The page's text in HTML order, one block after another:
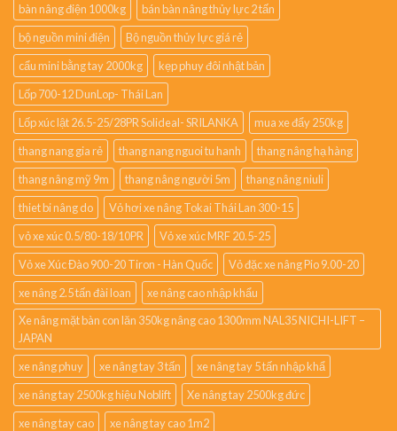
bàn nâng điện 1000kg
bán bàn nâng thủy lực 2 tấn
bộ nguồn mini điện
Bộ nguồn thủy lực giá rẻ
cẩu mini bằng tay 2000kg
kẹp phuy đôi nhật bản
Lốp 700-12 DunLop- Thái Lan
Lốp xúc lật 26.5-25/28PR Solideal- SRILANKA
mua xe đẩy 250kg
thang nang gia rẻ
thang nang nguoi tu hanh
thang nâng hạ hàng
thang nâng mỹ 9m
thang nâng người 5m
thang nâng niuli
thiet bi nâng do
Vỏ hơi xe nâng Tokai Thái Lan 300-15
vỏ xe xúc 0.5/80-18/10PR
Vỏ xe xúc MRF 20.5-25
Vỏ xe Xúc Đào 900-20 Tiron - Hàn Quốc
Vỏ đặc xe nâng Pio 9.00-20
xe nâng 2.5 tấn đài loan
xe nâng cao nhập khẩu
Xe nâng mặt bàn con lăn 350kg nâng cao 1300mm NAL35 NICHI-LIFT –
JAPAN
xe nâng phuy
xe nâng tay 3 tấn
xe nâng tay 5 tấn nhập khẩ
xe nâng tay 2500kg hiệu Noblift
Xe nâng tay 2500kg đức
xe nâng tay cao
xe nâng tay cao 1m2